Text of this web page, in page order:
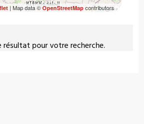
résultat pour votre recherche.
| Map data ©OpenStreetMapcontributors